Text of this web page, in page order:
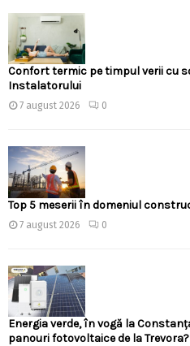
Confort termic pe timpul verii cu
Instalatorului
7 august 2026 0
Top 5 meserii în domeniul
7 august 2026 0
Energia verde, în vogă la
panouri fotovoltaice de la Trevora?